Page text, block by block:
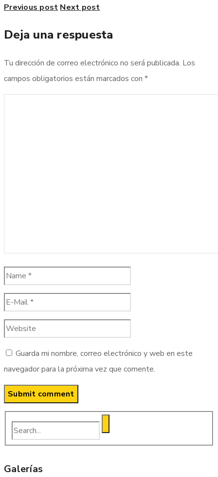
Previous post Next post
Deja una respuesta
Tu dirección de correo electrónico no será publicada. Los
campos obligatorios están marcados con *
Guarda mi nombre, correo electrónico y web en este
navegador para la próxima vez que comente.
Galerías